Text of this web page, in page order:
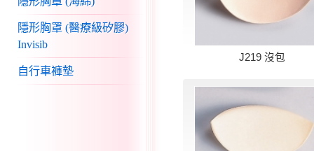
隱形胸罩 (醫療級矽膠)
Invisib
自行車褲墊
J219 沒包